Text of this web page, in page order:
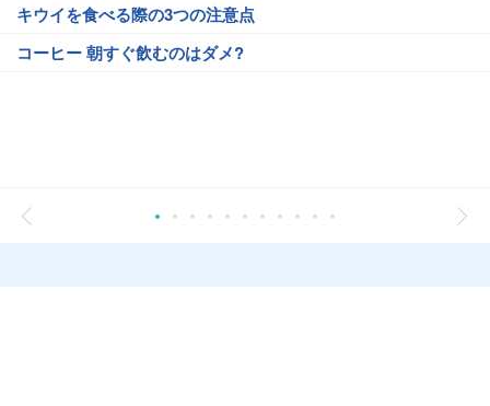
キウイを食べる際の3つの注意点
コーヒー 朝すぐ飲むのはダメ?